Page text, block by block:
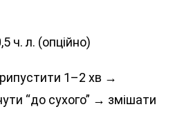
ч. л. (опційно)
1–2 хв →
“до сухого” → змішати